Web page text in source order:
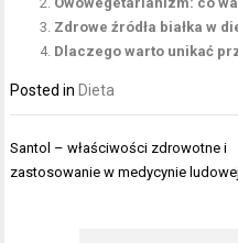
Zdrowe źródła białka w
Dlaczego warto unikać
Posted inDieta
Nawigacja
wpisu
Santol – właściwości zdrowotne i
zastosowanie w medycynie ludowej